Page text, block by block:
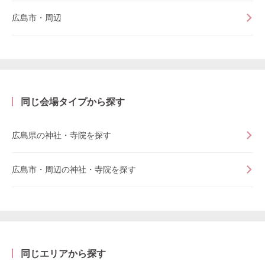
広島市・周辺
同じ会場タイプから探す
広島県の神社・寺院を探す
広島市・周辺の神社・寺院を探す
同じエリアから探す